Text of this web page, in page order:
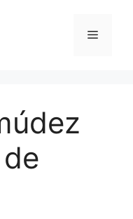
Menú